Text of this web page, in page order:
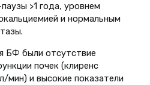
>1 года, уровнем
и нормальным
БФ были отсутствие
почек (клиренс
мин) и высокие показатели